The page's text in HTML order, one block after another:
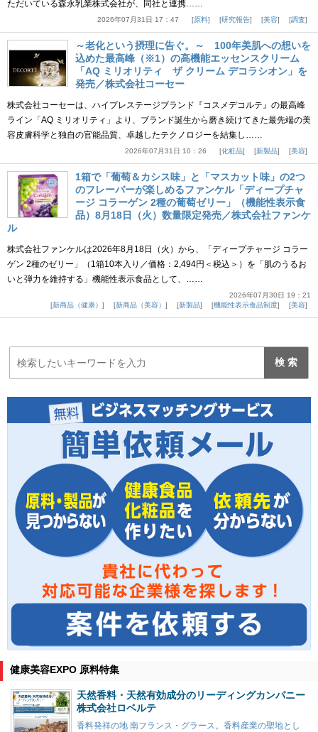
ただいている森永乳業株式会社が、同社と連携……
2026年07月31日 17：47 原料 研究報告 美容 調査
～老化という摂理に告ぐ。～ 100年美肌への想いを
込めた最高峰（※1）の高機能エッセンスクリーム
「AQ ミリオリティ ザ クリーム デコラシオン」を
発売／株式会社コーセー
株式会社コーセーは、ハイプレステージブランド『コスメデコルテ』の最高峰
ライン「AQ ミリオリティ」より、ブランド誕生から磨き続けてきた最先端の美
容皮膚科学と独自の官能品質、卓越したテクノロジーを結集し……
2026年07月31日 10：26 化粧品 新製品 美容
1箱で「葡萄＆カシス味」と「マスカット味」の2つ
のフレーバーが楽しめるファンケル「ディープチャ
ージ コラーゲン 2種の葡萄ゼリー」（機能性表示食
品）8月18日（火）数量限定発売／株式会社ファンケ
ル
株式会社ファンケルは2026年8月18日（火）から、「ディープチャージ コラー
ゲン 2種のゼリー」（1箱10本入り／価格：2,494円＜税込＞）を「肌のうるお
いと弾力を維持する」機能性表示食品として、……
2026年07月30日 19：21
新商品（健康）
新商品（美容） 新製品 機能性表示食品制度 美容
健康美容EXPO 原料特集
天然香料・天然有効成分のリーディングカンパニー
株式会社ロベルテ
香料発祥の地 南フランス・グラース。香料産業の聖地とし